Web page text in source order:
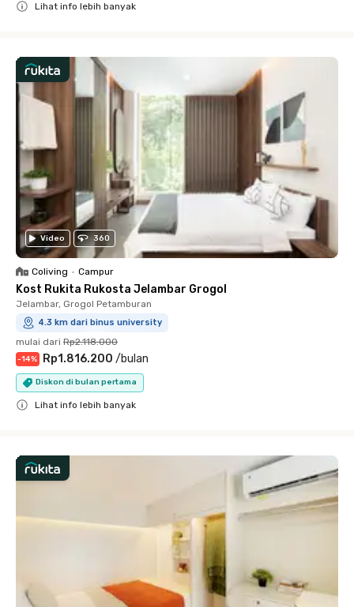
Lihat info lebih banyak
Video 360
Coliving • Campur
Kost Rukita Rukosta Jelambar Grogol
Jelambar, Grogol Petamburan
4.3 km dari binus university
mulai dari Rp2.118.000
-14% Rp1.816.200 /bulan
Diskon di bulan pertama
Lihat info lebih banyak